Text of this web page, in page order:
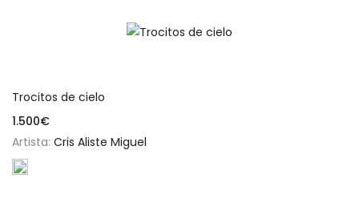
Trocitos de cielo
1.500€
Artista: Cris Aliste Miguel